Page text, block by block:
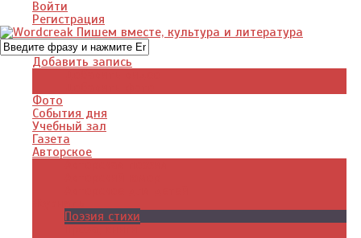
Войти
Регистрация
Добавить запись
Фото
События дня
Учебный зал
Газета
Авторское
Поэзия стихи
Проза, книги